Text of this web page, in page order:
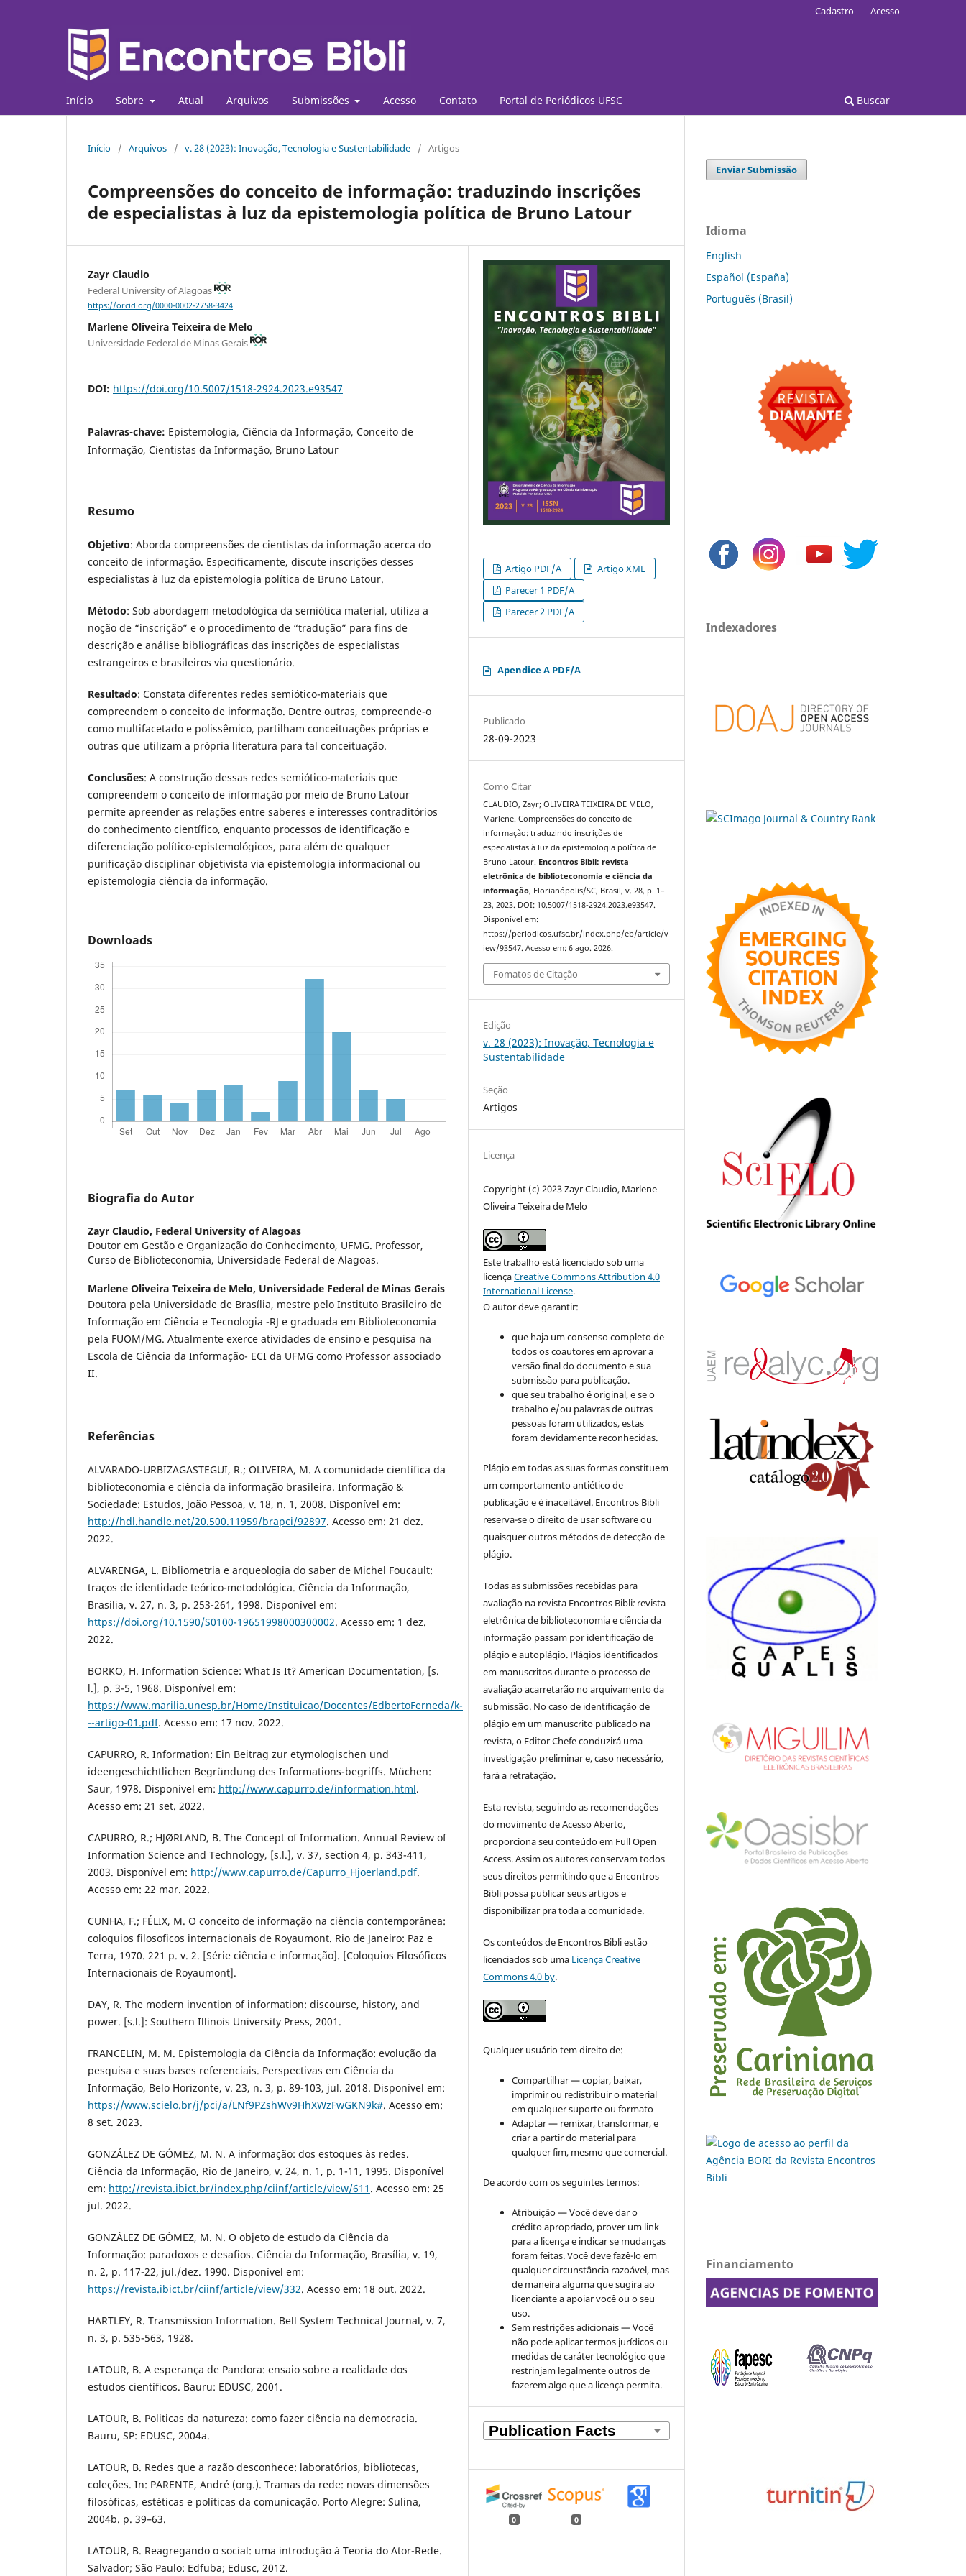
Início Sobre Atual Arquivos Submissões Acesso Contato Portal de Periódicos UFSC Buscar
Cadastro Acesso
Início / Arquivos / v. 28 (2023): Inovação, Tecnologia e Sustentabilidade / Artigos
Compreensões do conceito de informação: traduzindo inscrições
de especialistas à luz da epistemologia política de Bruno Latour
Zayr Claudio
Federal University of Alagoas
https://orcid.org/0000-0002-2758-3424
Marlene Oliveira Teixeira de Melo
Universidade Federal de Minas Gerais
DOI: https://doi.org/10.5007/1518-2924.2023.e93547
Palavras-chave: Epistemologia, Ciência da Informação, Conceito de
Informação, Cientistas da Informação, Bruno Latour
Resumo
Objetivo: Aborda compreensões de cientistas da informação acerca do
conceito de informação. Especificamente, discute inscrições desses
especialistas à luz da epistemologia política de Bruno Latour.
Método: Sob abordagem metodológica da semiótica material, utiliza a
noção de “inscrição” e o procedimento de “tradução” para fins de
descrição e análise bibliográficas das inscrições de especialistas
estrangeiros e brasileiros via questionário.
Resultado: Constata diferentes redes semiótico-materiais que
compreendem o conceito de informação. Dentre outras, compreende-o
como multifacetado e polissêmico, partilham conceituações próprias e
outras que utilizam a própria literatura para tal conceituação.
Conclusões: A construção dessas redes semiótico-materiais que
compreendem o conceito de informação por meio de Bruno Latour
permite apreender as relações entre saberes e interesses contraditórios
do conhecimento científico, enquanto processos de identificação e
diferenciação político-epistemológicos, para além de qualquer
purificação disciplinar objetivista via epistemologia informacional ou
epistemologia ciência da informação.
Downloads
Biografia do Autor
Zayr Claudio, Federal University of Alagoas
Doutor em Gestão e Organização do Conhecimento, UFMG. Professor,
Curso de Biblioteconomia, Universidade Federal de Alagoas.
Marlene Oliveira Teixeira de Melo, Universidade Federal de Minas Gerais
Doutora pela Universidade de Brasília, mestre pelo Instituto Brasileiro de
Informação em Ciência e Tecnologia -RJ e graduada em Biblioteconomia
pela FUOM/MG. Atualmente exerce atividades de ensino e pesquisa na
Escola de Ciência da Informação- ECI da UFMG como Professor associado
II.
Referências
ALVARADO-URBIZAGASTEGUI, R.; OLIVEIRA, M. A comunidade científica da
biblioteconomia e ciência da informação brasileira. Informação &
Sociedade: Estudos, João Pessoa, v. 18, n. 1, 2008. Disponível em:
http://hdl.handle.net/20.500.11959/brapci/92897. Acesso em: 21 dez.
2022.
ALVARENGA, L. Bibliometria e arqueologia do saber de Michel Foucault:
traços de identidade teórico-metodológica. Ciência da Informação,
Brasília, v. 27, n. 3, p. 253-261, 1998. Disponível em:
https://doi.org/10.1590/S0100-19651998000300002. Acesso em: 1 dez.
2022.
BORKO, H. Information Science: What Is It? American Documentation, [s.
l.], p. 3-5, 1968. Disponível em:
https://www.marilia.unesp.br/Home/Instituicao/Docentes/EdbertoFerneda/k-
--artigo-01.pdf. Acesso em: 17 nov. 2022.
CAPURRO, R. Information: Ein Beitrag zur etymologischen und
ideengeschichtlichen Begründung des Informations-begriffs. Müchen:
Saur, 1978. Disponível em: http://www.capurro.de/information.html.
Acesso em: 21 set. 2022.
CAPURRO, R.; HJØRLAND, B. The Concept of Information. Annual Review of
Information Science and Technology, [s.l.], v. 37, section 4, p. 343-411,
2003. Disponível em: http://www.capurro.de/Capurro_Hjoerland.pdf.
Acesso em: 22 mar. 2022.
CUNHA, F.; FÉLIX, M. O conceito de informação na ciência contemporânea:
coloquios filosoficos internacionais de Royaumont. Rio de Janeiro: Paz e
Terra, 1970. 221 p. v. 2. [Série ciência e informação]. [Coloquios Filosóficos
Internacionais de Royaumont].
DAY, R. The modern invention of information: discourse, history, and
power. [s.l.]: Southern Illinois University Press, 2001.
FRANCELIN, M. M. Epistemologia da Ciência da Informação: evolução da
pesquisa e suas bases referenciais. Perspectivas em Ciência da
Informação, Belo Horizonte, v. 23, n. 3, p. 89-103, jul. 2018. Disponível em:
https://www.scielo.br/j/pci/a/LNf9PZshWv9HhXWzFwGKN9k#. Acesso em:
8 set. 2023.
GONZÁLEZ DE GÓMEZ, M. N. A informação: dos estoques às redes.
Ciência da Informação, Rio de Janeiro, v. 24, n. 1, p. 1-11, 1995. Disponível
em: http://revista.ibict.br/index.php/ciinf/article/view/611 . Acesso em: 25
jul. 2022.
GONZÁLEZ DE GÓMEZ, M. N. O objeto de estudo da Ciência da
Informação: paradoxos e desafios. Ciência da Informação, Brasília, v. 19,
n. 2, p. 117-22, jul./dez. 1990. Disponível em:
https://revista.ibict.br/ciinf/article/view/332. Acesso em: 18 out. 2022.
HARTLEY, R. Transmission Information. Bell System Technical Journal, v. 7,
n. 3, p. 535-563, 1928.
LATOUR, B. A esperança de Pandora: ensaio sobre a realidade dos
estudos científicos. Bauru: EDUSC, 2001.
LATOUR, B. Politicas da natureza: como fazer ciência na democracia.
Bauru, SP: EDUSC, 2004a.
LATOUR, B. Redes que a razão desconhece: laboratórios, bibliotecas,
coleções. In: PARENTE, André (org.). Tramas da rede: novas dimensões
filosóficas, estéticas e políticas da comunicação. Porto Alegre: Sulina,
2004b. p. 39–63.
LATOUR, B. Reagregando o social: uma introdução à Teoria do Ator-Rede.
Salvador; São Paulo: Edfuba; Edusc, 2012.
Artigo PDF/A
Artigo XML
Parecer 1 PDF/A
Parecer 2 PDF/A
Apendice A PDF/A
Publicado
28-09-2023
Como Citar
CLAUDIO, Zayr; OLIVEIRA TEIXEIRA DE MELO,
Marlene. Compreensões do conceito de
informação: traduzindo inscrições de
especialistas à luz da epistemologia política de
Bruno Latour. Encontros Bibli: revista
eletrônica de biblioteconomia e ciência da
informação, Florianópolis/SC, Brasil, v. 28, p. 1–
23, 2023. DOI: 10.5007/1518-2924.2023.e93547.
Disponível em:
https://periodicos.ufsc.br/index.php/eb/article/v
iew/93547. Acesso em: 6 ago. 2026.
Fomatos de Citação
Edição
v. 28 (2023): Inovação, Tecnologia e
Sustentabilidade
Seção
Artigos
Licença
Copyright (c) 2023 Zayr Claudio, Marlene
Oliveira Teixeira de Melo
Este trabalho está licenciado sob uma
licençaCreative Commons Attribution 4.0
International License.
O autor deve garantir:
que haja um consenso completo de
todos os coautores em aprovar a
versão final do documento e sua
submissão para publicação.
que seu trabalho é original, e se o
trabalho e/ou palavras de outras
pessoas foram utilizados, estas
foram devidamente reconhecidas.
Plágio em todas as suas formas constituem
um comportamento antiético de
publicação e é inaceitável. Encontros Bibli
reserva-se o direito de usar software ou
quaisquer outros métodos de detecção de
plágio.
Todas as submissões recebidas para
avaliação na revista Encontros Bibli: revista
eletrônica de biblioteconomia e ciência da
informação passam por identificação de
plágio e autoplágio. Plágios identificados
em manuscritos durante o processo de
avaliação acarretarão no arquivamento da
submissão. No caso de identificação de
plágio em um manuscrito publicado na
revista, o Editor Chefe conduzirá uma
investigação preliminar e, caso necessário,
fará a retratação.
Esta revista, seguindo as recomendações
do movimento de Acesso Aberto,
proporciona seu conteúdo em Full Open
Access. Assim os autores conservam todos
seus direitos permitindo que a Encontros
Bibli possa publicar seus artigos e
disponibilizar pra toda a comunidade.
Os conteúdos de Encontros Bibli estão
licenciados sob uma Licença Creative
Commons 4.0 by.
Qualquer usuário tem direito de:
Compartilhar — copiar, baixar,
imprimir ou redistribuir o material
em qualquer suporte ou formato
Adaptar — remixar, transformar, e
criar a partir do material para
qualquer fim, mesmo que comercial.
De acordo com os seguintes termos:
Atribuição — Você deve dar o
crédito apropriado, prover um link
para a licença e indicar se mudanças
foram feitas. Você deve fazê-lo em
qualquer circunstância razoável, mas
de maneira alguma que sugira ao
licenciante a apoiar você ou o seu
uso.
Sem restrições adicionais — Você
não pode aplicar termos jurídicos ou
medidas de caráter tecnológico que
restrinjam legalmente outros de
fazerem algo que a licença permita.
0 0
Enviar Submissão
Idioma
English
Español (España)
Português (Brasil)
Indexadores
Financiamento